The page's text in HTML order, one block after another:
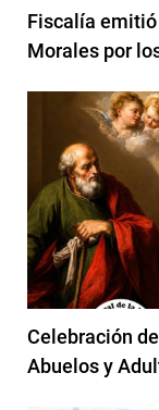
Fiscalía emitió
Morales por
Celebración
Abuelos y